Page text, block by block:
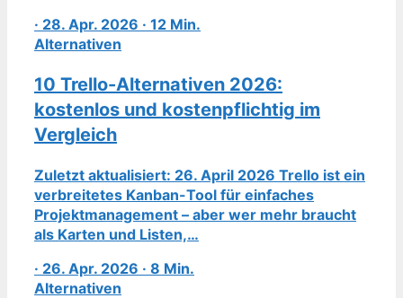
· 28. Apr. 2026 · 12 Min.
Alternativen
10 Trello-Alternativen 2026:
kostenlos und kostenpflichtig im
Vergleich
Zuletzt aktualisiert: 26. April 2026 Trello ist ein
verbreitetes Kanban-Tool für einfaches
Projektmanagement – aber wer mehr braucht
als Karten und Listen,…
· 26. Apr. 2026 · 8 Min.
Alternativen